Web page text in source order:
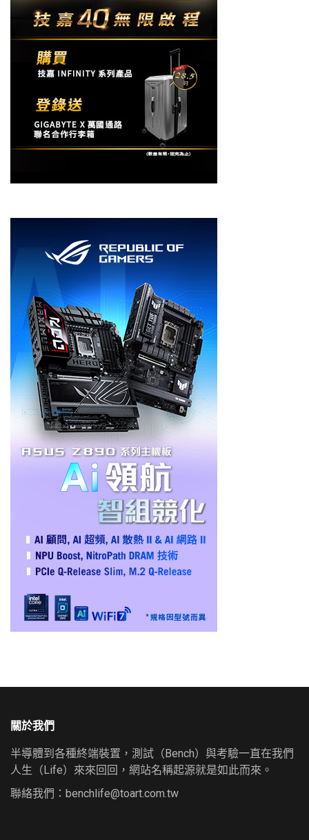
關於我們
半導體到各種終端裝置，測試（Bench）與考驗一直在我們
人生（Life）來來回回，網站名稱起源就是如此而來。
聯絡我們： benchlife@toart.com.tw